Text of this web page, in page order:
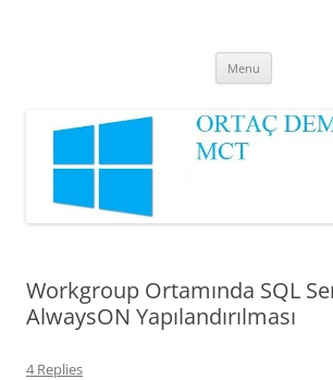
Menu
Workgroup Ortamında SQL
AlwaysON Yapılandırılması
4 Replies